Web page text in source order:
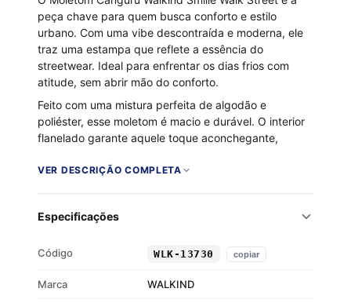
peça chave para quem busca conforto e estilo
urbano. Com uma vibe descontraída e moderna, ele
traz uma estampa que reflete a essência do
streetwear. Ideal para enfrentar os dias frios com
atitude, sem abrir mão do conforto.
Feito com uma mistura perfeita de algodão e
poliéster, esse moletom é macio e durável. O interior
flanelado garante aquele toque aconchegante,
bolso canguru frontal trazem praticidade ao visual.
Tecido 50% algodão e 50% poliéster
Interior flanelado para maior conforto
Punhos e barra em ribana
VER DESCRIÇÃO COMPLETA
Especificações
Código WLK-13730 copiar
Marca WALKIND